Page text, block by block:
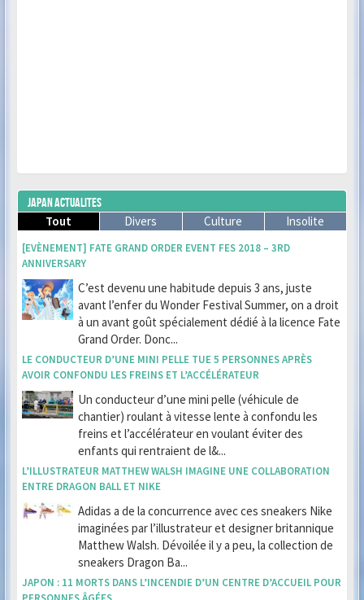
JAPAN ACTUALITES
Tout
Divers Culture Insolite
[EVÈNEMENT] FATE GRAND ORDER EVENT FES 2018 – 3RD
ANNIVERSARY
C’est devenu une habitude depuis 3 ans, juste
avant l’enfer du Wonder Festival Summer, on a droit
à un avant goût spécialement dédié à la licence Fate
Grand Order. Donc...
LE CONDUCTEUR D’UNE MINI PELLE TUE 5 PERSONNES APRÈS
AVOIR CONFONDU LES FREINS ET L’ACCÉLÉRATEUR
Un conducteur d’une mini pelle (véhicule de
chantier) roulant à vitesse lente à confondu les
freins et l’accélérateur en voulant éviter des
enfants qui rentraient de l&...
L’ILLUSTRATEUR MATTHEW WALSH IMAGINE UNE COLLABORATION
ENTRE DRAGON BALL ET NIKE
Adidas a de la concurrence avec ces sneakers Nike
imaginées par l’illustrateur et designer britannique
Matthew Walsh. Dévoilée il y a peu, la collection de
sneakers Dragon Ba...
JAPON : 11 MORTS DANS L’INCENDIE D’UN CENTRE D’ACCUEIL POUR